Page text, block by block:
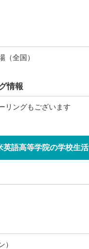
（全国）
情報
リングもございます
英語高等学院の学校生活
）